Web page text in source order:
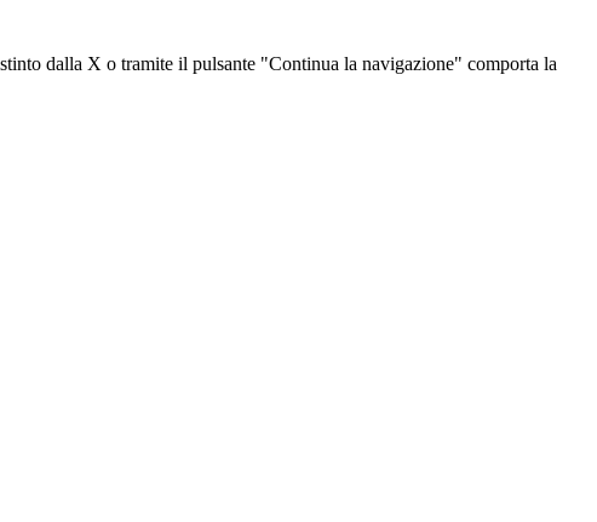
dalla X o tramite il pulsante "Continua la navigazione" comporta la